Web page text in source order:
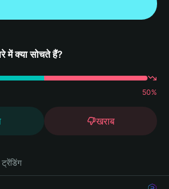
क्या सोचते हैं?
50%
खराब
ट्रेंडिंग